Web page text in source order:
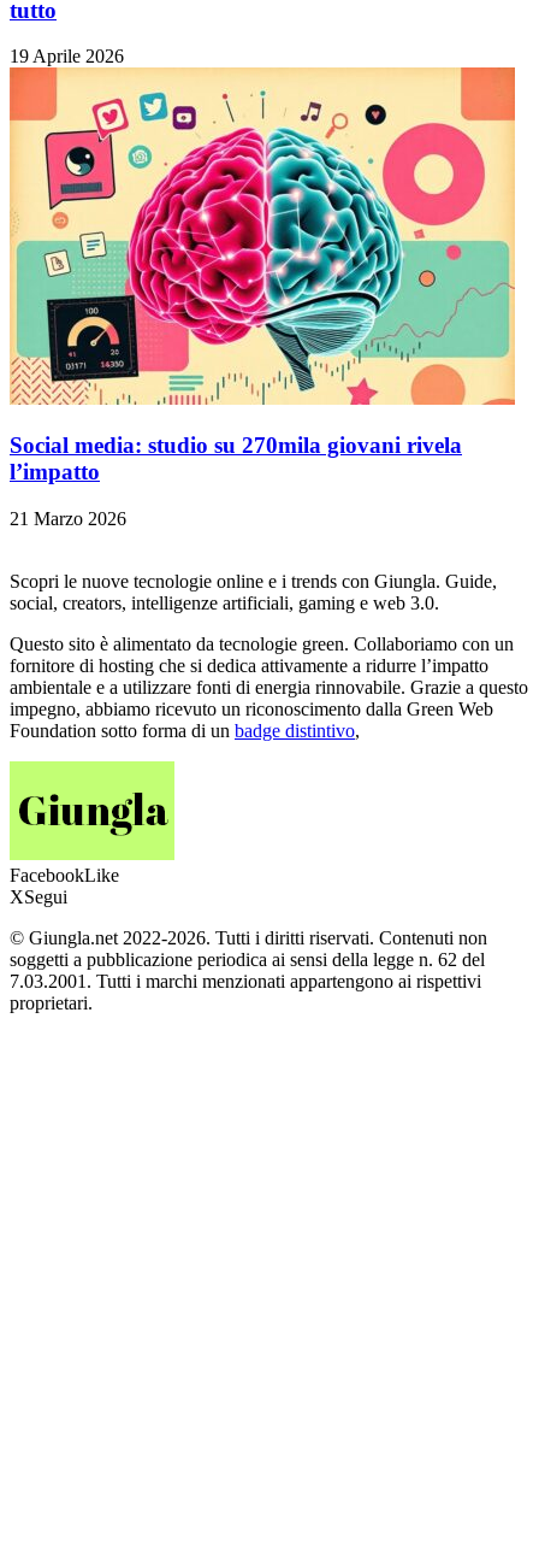
tutto
19 Aprile 2026
Social media: studio su 270mila giovani rivela
l’impatto
21 Marzo 2026
Scopri le nuove tecnologie online e i trends con Giungla. Guide,
social, creators, intelligenze artificiali, gaming e web 3.0.
Questo sito è alimentato da tecnologie green. Collaboriamo con un
fornitore di hosting che si dedica attivamente a ridurre l’impatto
ambientale e a utilizzare fonti di energia rinnovabile. Grazie a questo
impegno, abbiamo ricevuto un riconoscimento dalla Green Web
Foundation sotto forma di un badge distintivo,
FacebookLike
XSegui
© Giungla.net 2022-2026. Tutti i diritti riservati. Contenuti non
soggetti a pubblicazione periodica ai sensi della legge n. 62 del
7.03.2001. Tutti i marchi menzionati appartengono ai rispettivi
proprietari.